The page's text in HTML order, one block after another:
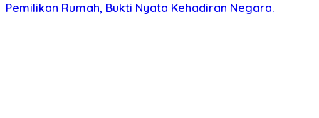
Pemilikan Rumah, Bukti Nyata Kehadiran Negara.